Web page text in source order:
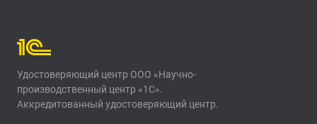
Удостоверяющий центр ООО «Научно-
производственный центр «1С».
Аккредитованный удостоверяющий центр.